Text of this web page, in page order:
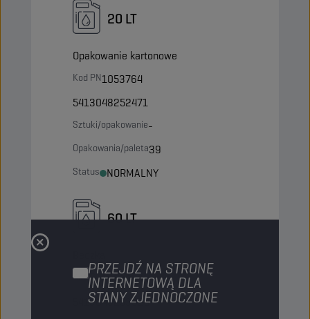
PRZEJDŹ NA STRONĘ
INTERNETOWĄ DLA
STANY ZJEDNOCZONE
20 LT
Opakowanie kartonowe
Kod PN1053764
5413048252471
Sztuki/opakowanie-
Opakowania/paleta39
Status NORMALNY
60 LT
Kod PN1052074
5413048253928